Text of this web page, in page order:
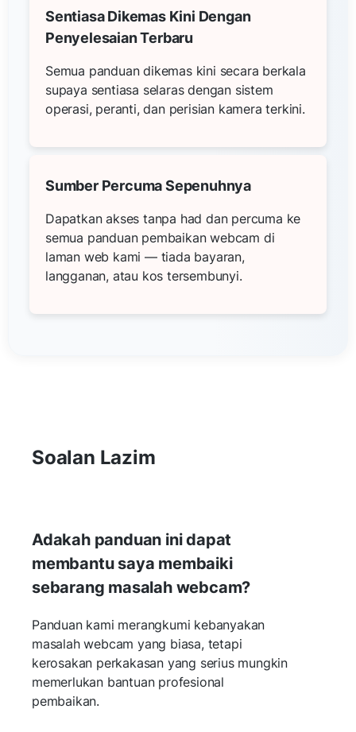
Sentiasa Dikemas Kini Dengan
Penyelesaian Terbaru
Semua panduan dikemas kini secara berkala
supaya sentiasa selaras dengan sistem
operasi, peranti, dan perisian kamera terkini.
Sumber Percuma Sepenuhnya
Dapatkan akses tanpa had dan percuma ke
semua panduan pembaikan webcam di
laman web kami — tiada bayaran,
langganan, atau kos tersembunyi.
Soalan Lazim
Adakah panduan ini dapat
membantu saya membaiki
sebarang masalah webcam?
Panduan kami merangkumi kebanyakan
masalah webcam yang biasa, tetapi
kerosakan perkakasan yang serius mungkin
memerlukan bantuan profesional
pembaikan.